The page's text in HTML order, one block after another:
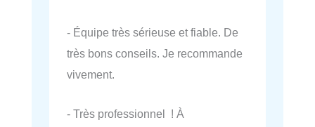
- Équipe très sérieuse et fiable. De
très bons conseils. Je recommande
vivement.
- Très professionnel ! À